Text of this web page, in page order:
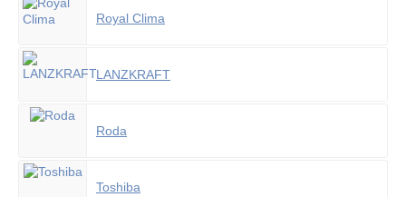
Royal Clima
LANZKRAFT
Roda
Toshiba